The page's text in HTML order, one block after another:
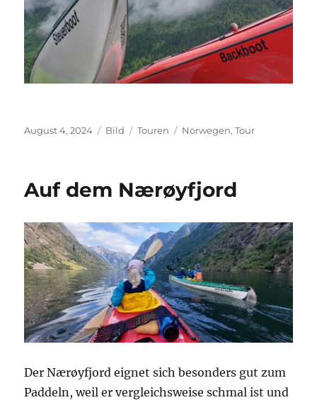
Veröffentlicht
August 4, 2024 Format
Bild Kategorien
Touren Schlagwörter
Norwegen,Tour
Auf dem Nærøyfjord
Der Nærøyfjord eignet sich besonders gut zum
Paddeln, weil er vergleichsweise schmal ist und